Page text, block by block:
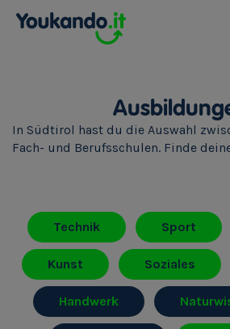
In Südtirol hast du die Auswahl
Fach- und Berufsschulen. Finde
Technik Sport
Kunst Soziales
Handwerk